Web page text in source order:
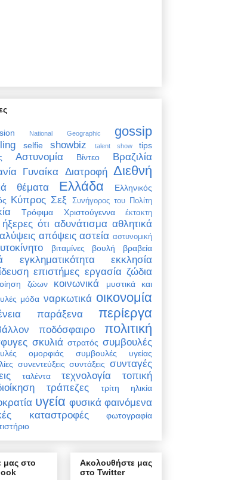
National Geographic gossip
selfie showbiz talent show
tips
Αστυνομία Βίντεο
Βραζιλία
Γυναίκα Διατροφή Διεθνή
θέματα Ελλάδα
Ελληνικός
Κύπρος Σεξ Συνήγορος του Πολίτη
Τρόφιμα Χριστούγεννα
έκτακτη
ήξερες ότι αδυνάτισμα αθλητικά
απόψεις αστεία αστυνομική
βιταμίνες βουλή βραβεία
εγκληματικότητα
εκκλησία
επιστήμες εργασία ζώδια
ζώων κοινωνικά
μυστικά και
μόδα ναρκωτικά οικονομία
παράξενα περίεργα
ποδόσφαιρο πολιτική
σκυλιά στρατός συμβουλές
ομορφιάς
συμβουλές υγείας
συνεντεύξεις συντάξεις συνταγές
ταλέντα τεχνολογία
τοπική
τράπεζες τρίτη ηλικία
υγεία φυσικά φαινόμενα
καταστροφές
φωτογραφία
μας στο
Ακολουθήστε μας
στο Twitter